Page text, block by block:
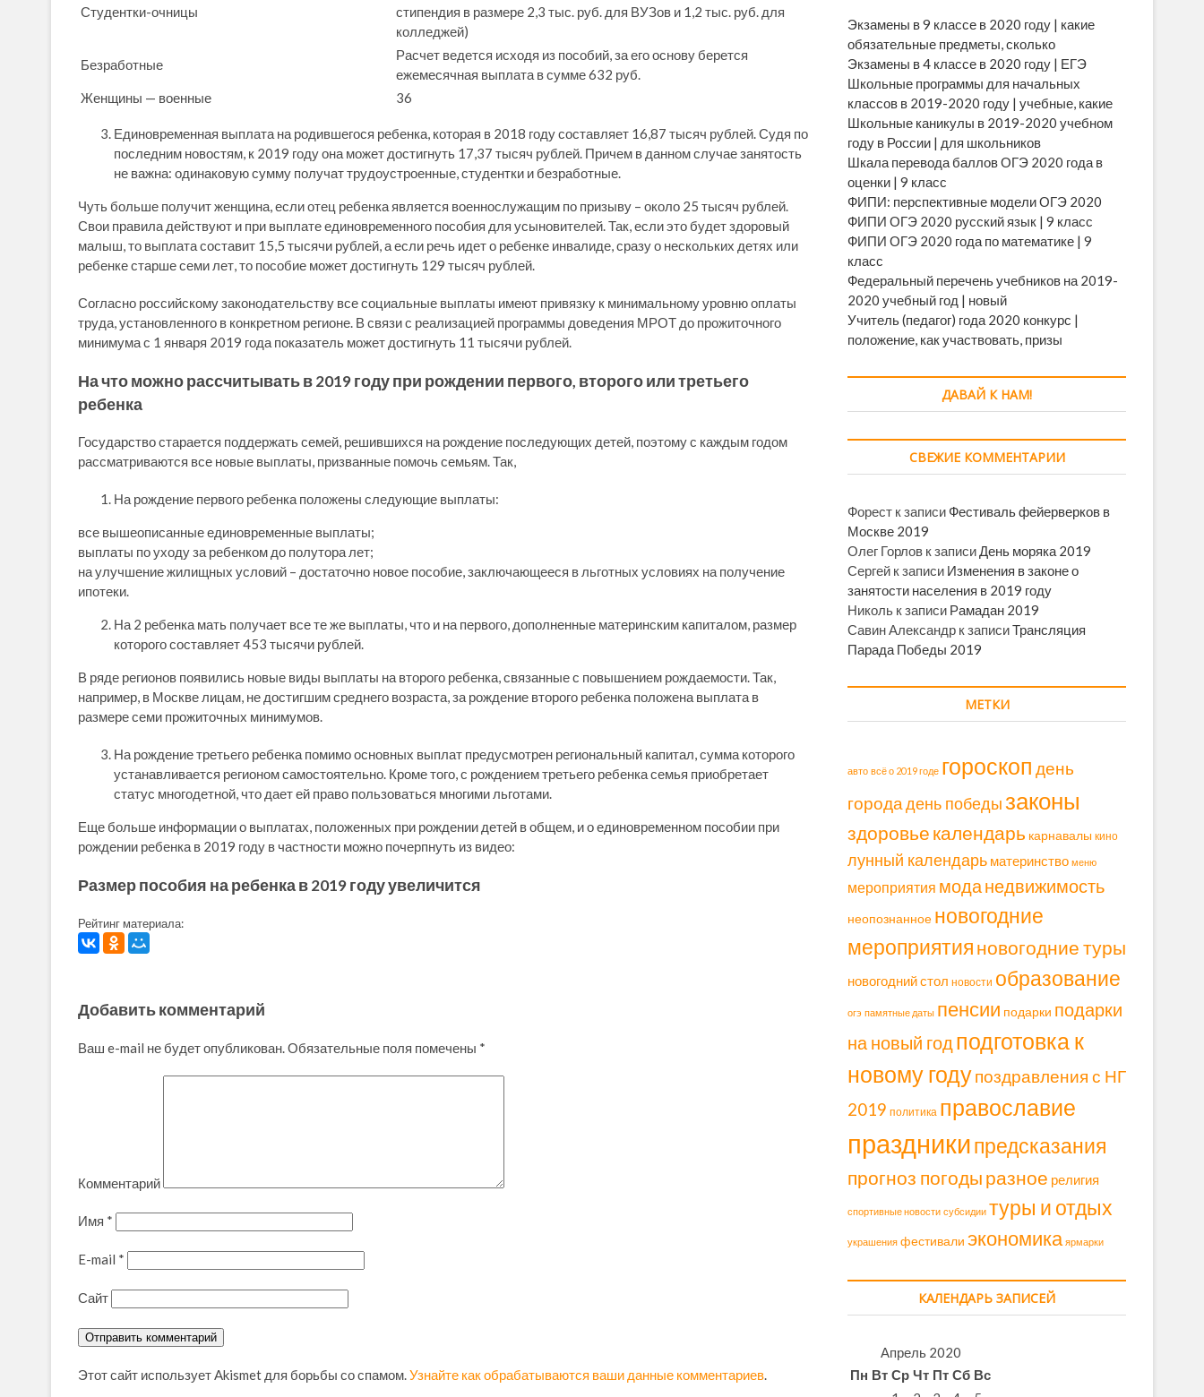
Студентки-очницы
стипендия в размере 2,3 тыс. руб. для ВУЗов и 1,2 тыс. руб. для
колледжей)
Безработные
Расчет ведется исходя из пособий, за его основу берется
ежемесячная выплата в сумме 632 руб.
Женщины — военные
36
Единовременная выплата на родившегося ребенка, которая в 2018 году составляет 16,87 тысяч рублей. Судя по
последним новостям, к 2019 году она может достигнуть 17,37 тысяч рублей. Причем в данном случае занятость
не важна: одинаковую сумму получат трудоустроенные, студентки и безработные.
Чуть больше получит женщина, если отец ребенка является военнослужащим по призыву – около 25 тысяч рублей.
Свои правила действуют и при выплате единовременного пособия для усыновителей. Так, если это будет здоровый
малыш, то выплата составит 15,5 тысячи рублей, а если речь идет о ребенке инвалиде, сразу о нескольких детях или
ребенке старше семи лет, то пособие может достигнуть 129 тысяч рублей.
Согласно российскому законодательству все социальные выплаты имеют привязку к минимальному уровню оплаты
труда, установленного в конкретном регионе. В связи с реализацией программы доведения МРОТ до прожиточного
минимума с 1 января 2019 года показатель может достигнуть 11 тысячи рублей.
На что можно рассчитывать в 2019 году при рождении первого, второго или третьего
ребенка
Государство старается поддержать семей, решившихся на рождение последующих детей, поэтому с каждым годом
рассматриваются все новые выплаты, призванные помочь семьям. Так,
На рождение первого ребенка положены следующие выплаты:
все вышеописанные единовременные выплаты;
выплаты по уходу за ребенком до полутора лет;
на улучшение жилищных условий – достаточно новое пособие, заключающееся в льготных условиях на получение
ипотеки.
На 2 ребенка мать получает все те же выплаты, что и на первого, дополненные материнским капиталом, размер
которого составляет 453 тысячи рублей.
В ряде регионов появились новые виды выплаты на второго ребенка, связанные с повышением рождаемости. Так,
например, в Москве лицам, не достигшим среднего возраста, за рождение второго ребенка положена выплата в
размере семи прожиточных минимумов.
На рождение третьего ребенка помимо основных выплат предусмотрен региональный капитал, сумма которого
устанавливается регионом самостоятельно. Кроме того, с рождением третьего ребенка семья приобретает
статус многодетной, что дает ей право пользоваться многими льготами.
Еще больше информации о выплатах, положенных при рождении детей в общем, и о единовременном пособии при
рождении ребенка в 2019 году в частности можно почерпнуть из видео:
Размер пособия на ребенка в 2019 году увеличится
Рейтинг материала:
Добавить комментарий
Ваш e-mail не будет опубликован.Обязательные поля помечены *
Комментарий
Имя *
E-mail *
Сайт
Этот сайт использует Akismet для борьбы со спамом.Узнайте как обрабатываются ваши данные комментариев.
Экзамены в 9 классе в 2020 году | какие
обязательные предметы, сколько
Экзамены в 4 классе в 2020 году | ЕГЭ
Школьные программы для начальных
классов в 2019-2020 году | учебные, какие
Школьные каникулы в 2019-2020 учебном
году в России | для школьников
Шкала перевода баллов ОГЭ 2020 года в
оценки | 9 класс
ФИПИ: перспективные модели ОГЭ 2020
ФИПИ ОГЭ 2020 русский язык | 9 класс
ФИПИ ОГЭ 2020 года по математике | 9
класс
Федеральный перечень учебников на 2019-
2020 учебный год | новый
Учитель (педагог) года 2020 конкурс |
положение, как участвовать, призы
ДАВАЙ К НАМ!
СВЕЖИЕ КОММЕНТАРИИ
Форест к записи Фестиваль фейерверков в
Москве 2019
Олег Горлов к записиДень моряка 2019
Сергей к записи Изменения в законе о
занятости населения в 2019 году
Николь к записи Рамадан 2019
Савин Александр к записиТрансляция
Парада Победы 2019
МЕТКИ
авто всё о 2019 годе гороскоп день
городадень победызаконы
здоровье календарь карнавалы кино
лунный календарь материнство меню
мероприятия моданедвижимость
неопознанное новогодние
мероприятия новогодние туры
новогодний стол новости образование
огэ памятные даты пенсии подарки подарки
на новый год подготовка к
новому годупоздравления с НГ
2019 политика православие
праздникипредсказания
прогноз погоды разное религия
спортивные новости субсидии туры и отдых
украшения фестивали экономика ярмарки
КАЛЕНДАРЬ ЗАПИСЕЙ
Апрель 2020
Пн Вт Ср Чт Пт Сб Вс